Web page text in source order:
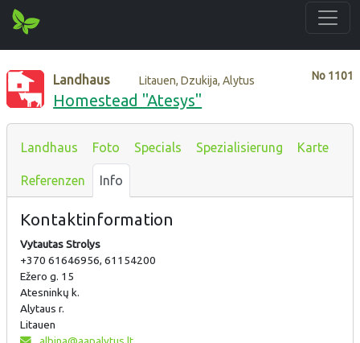
No 1101
Landhaus Litauen, Dzukija, Alytus
Homestead "Atesys"
Landhaus Foto Specials Spezialisierung Karte
Referenzen Info
Kontaktinformation
Vytautas Strolys
+370 61646956, 61154200
Ežero g. 15
Atesninkų k.
Alytaus r.
Litauen
albina@aapalytus.lt